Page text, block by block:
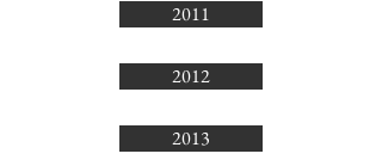
2011
2012
2013